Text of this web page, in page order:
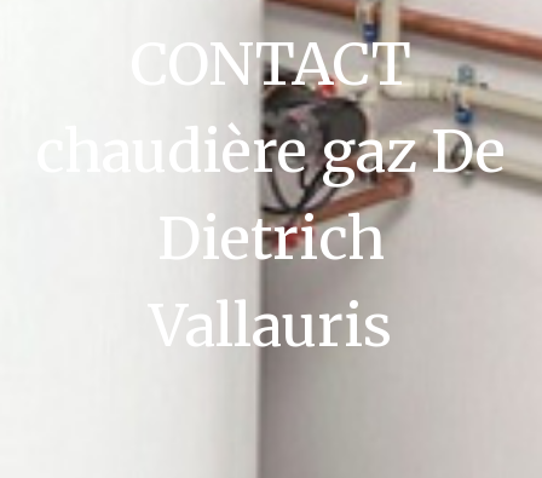
CONTACT
chaudière gaz De
Dietrich
Vallauris